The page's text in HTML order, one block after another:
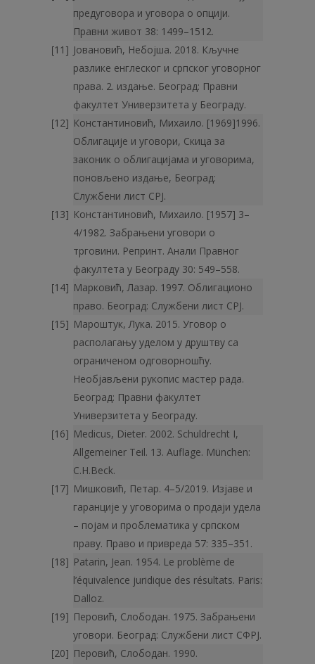
предуговора и уговора о опцији.
Правни живот 38: 1499–1512.
Јовановић, Небојша. 2018. Кључне
разлике енглеског и српског уговорног
права. 2. издање. Београд: Правни
факултет Универзитета у Београду.
Константиновић, Михаило. [1969]1996.
Облигације и уговори, Скица за
законик о облигацијама и уговорима,
поновљено издање, Бео­град:
Службени лист СРЈ.
Константиновић, Михаило. [1957] 3–
4/1982. Забрањени уговори о
трговини. Репринт. Анали Правног
факултета у Београду 30: 549–558.
Марковић, Лазар. 1997. Oблигационо
право. Београд: Службени лист СРЈ.
Мароштук, Лука. 2015. Уговор о
располагању уделом у друштву са
ограниченом одговорношћу.
Необјављени рукопис мастер рада.
Београд: Правни факултет
Универзитета у Београду.
Medicus, Dieter. 2002. Schuldrecht I,
Allgemeiner Teil. 13. Auflage. München:
C.H.Beck.
Мишковић, Петар. 4–5/2019. Изјаве и
гаранције у уговорима о продаји удела
– појам и проблематика у српском
праву. Право и привреда 57: 335–351.
Patarin, Jean. 1954. Le problème de
l’équivalence juridique des résultats. Paris:
Dalloz.
Перовић, Слободан. 1975. Забрањени
уговори. Београд: Службени лист СФРЈ.
Перовић, Слободан. 1990.